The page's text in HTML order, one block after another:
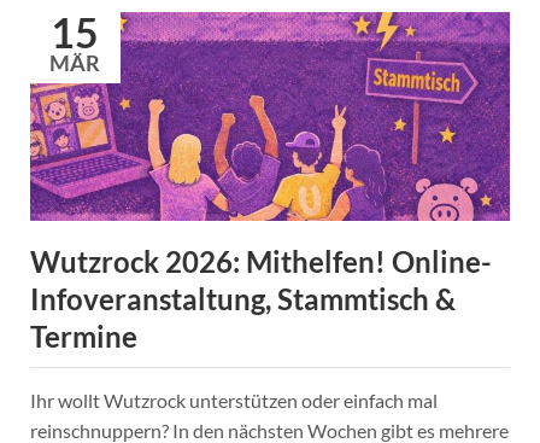
am
09.
Mai
15
MÄR
Wutzrock 2026: Mithelfen! Online-
Infoveranstaltung, Stammtisch &
Termine
Ihr wollt Wutzrock unterstützen oder einfach mal
reinschnuppern? In den nächsten Wochen gibt es mehrere